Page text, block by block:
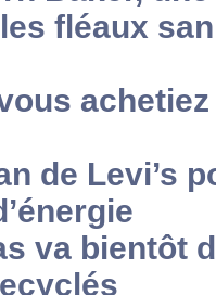
fléaux
de Levi’s
va bientôt